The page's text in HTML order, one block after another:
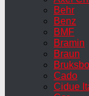
Behr
Benz
BMF
Bramin
Braun
Bruksbo
Cado
Cidue